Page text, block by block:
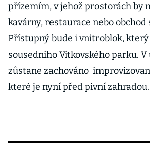
přízemím, v jehož prostorách by
kavárny, restaurace nebo
Přístupný bude i vnitroblok, který
sousedního Vítkovského parku.
zůstane zachováno
které je nyní před pivní zahradou.